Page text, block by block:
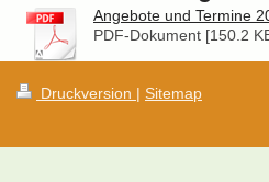
Angebote und Termine
PDF-Dokument [150.2
Druckversion | Sitemap